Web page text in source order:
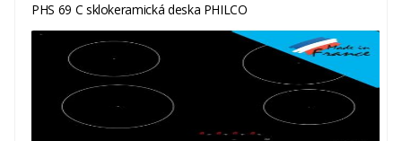
PHS 69 C sklokeramická deska PHILCO